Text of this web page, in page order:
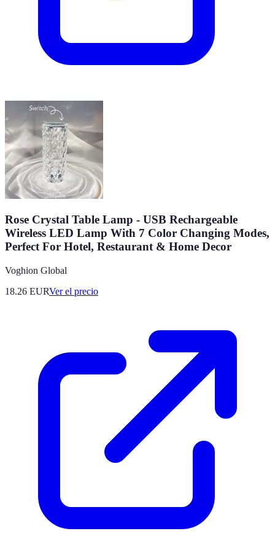
Rose Crystal Table Lamp - USB Rechargeable
Wireless LED Lamp With 7 Color Changing Modes,
Perfect For Hotel, Restaurant & Home Decor
Voghion Global
18.26 EURVer el precio